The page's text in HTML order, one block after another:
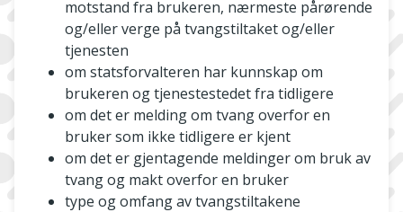
motstand fra brukeren, nærmeste pårørende
og/eller verge på tvangstiltaket og/eller
tjenesten
om statsforvalteren har kunnskap om
brukeren og tjenestestedet fra tidligere
om det er melding om tvang overfor en
bruker som ikke tidligere er kjent
om det er gjentagende meldinger om bruk av
tvang og makt overfor en bruker
type og omfang av tvangstiltakene